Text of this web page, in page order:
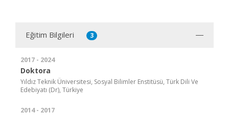
Eğitim Bilgileri 3
2017 - 2024
Doktora
Yıldız Teknik Üniversitesi, Sosyal Bilimler Enstitüsü, Türk Dili Ve
Edebiyatı (Dr), Türkiye
2014 - 2017